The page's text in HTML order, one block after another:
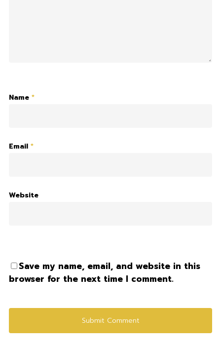
Name *
Email *
Website
Save my name, email, and website in this
browser for the next time I comment.